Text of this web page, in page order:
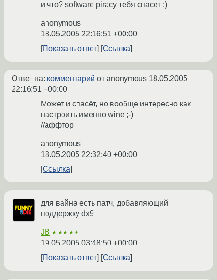
и что? software piracy тебя спасет :)
anonymous
18.05.2005 22:16:51 +00:00
Показать ответ
Ссылка
Ответ на: комментарий от anonymous 18.05.2005
22:16:51 +00:00
Может и спасёт, но вообще интересно как
настроить именно wine ;-)
//аффтор
anonymous
18.05.2005 22:32:40 +00:00
Ссылка
для вайна есть патч, добавляющий
поддержку dx9
JB ★★★★★
19.05.2005 03:48:50 +00:00
Показать ответ
Ссылка